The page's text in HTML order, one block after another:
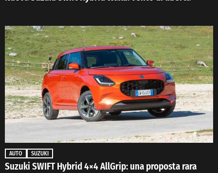
AUTO SUZUKI
Suzuki SWIFT Hybrid 4×4 AllGrip: una proposta rara